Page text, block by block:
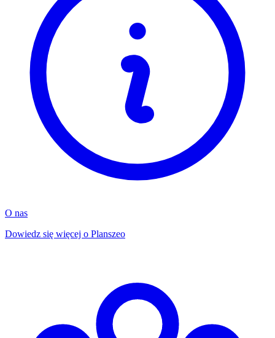
O nas
Dowiedz się więcej o Planszeo